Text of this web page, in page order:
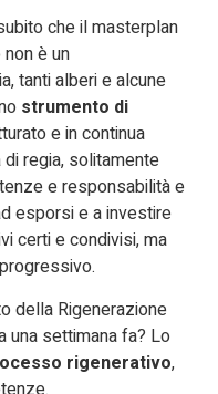
che il masterplan
è un
tanti alberi e alcune
strumento di
e in continua
regia, solitamente
e responsabilità e
esporsi e a investire
certi e condivisi, ma
della Rigenerazione
una settimana fa? Lo
rigenerativo,